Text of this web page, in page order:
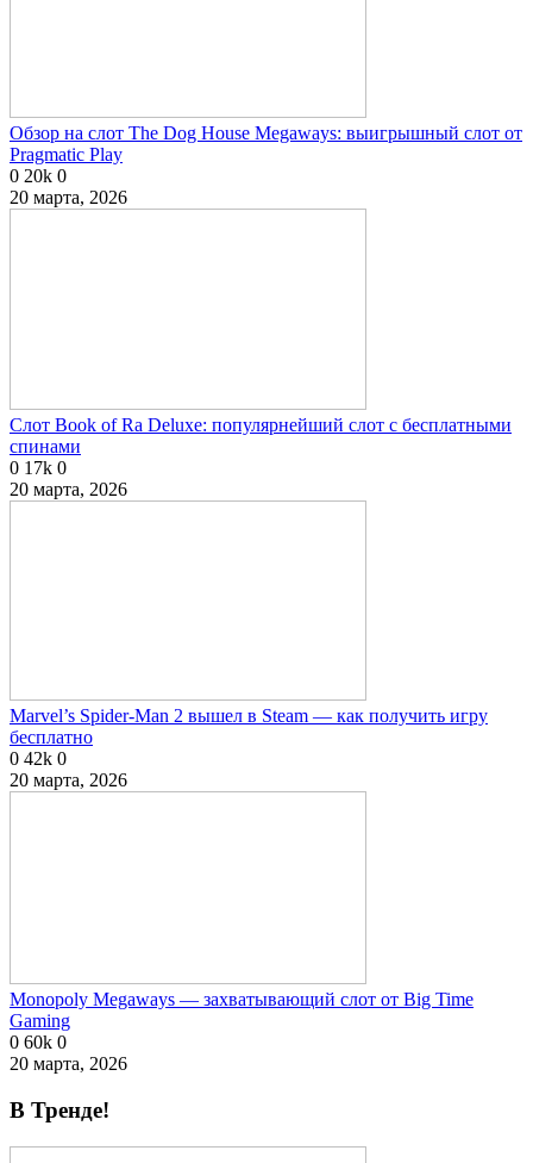
Обзор на слот The Dog House Megaways: выигрышный слот от
Pragmatic Play
0 20k 0
20 марта, 2026
Слот Book of Ra Deluxe: популярнейший слот с бесплатными
спинами
0 17k 0
20 марта, 2026
Marvel’s Spider-Man 2 вышел в Steam — как получить игру
бесплатно
0 42k 0
20 марта, 2026
Monopoly Megaways — захватывающий слот от Big Time
Gaming
0 60k 0
20 марта, 2026
В Тренде!